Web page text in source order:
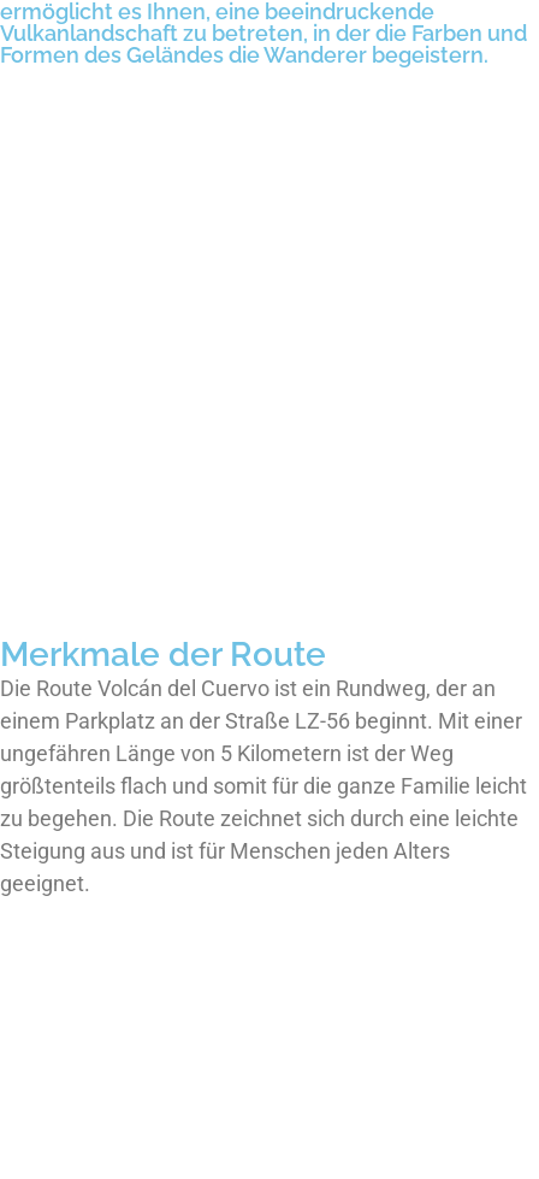
ermöglicht es Ihnen, eine beeindruckende
Vulkanlandschaft zu betreten, in der die Farben und
Formen des Geländes die Wanderer begeistern.
Merkmale der Route
Die Route Volcán del Cuervo ist ein Rundweg, der an
einem Parkplatz an der Straße LZ-56 beginnt. Mit einer
ungefähren Länge von 5 Kilometern ist der Weg
größtenteils flach und somit für die ganze Familie leicht
zu begehen. Die Route zeichnet sich durch eine leichte
Steigung aus und ist für Menschen jeden Alters
geeignet.